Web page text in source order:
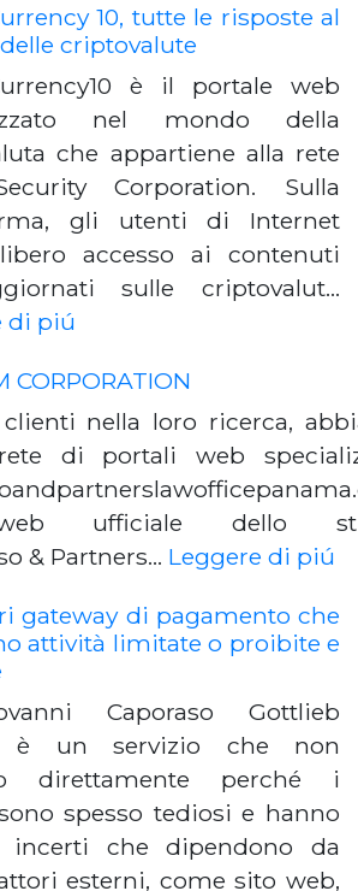
10, tutte le risposte al
criptovalute
è il portale web
nel mondo della
che appartiene alla rete
Corporation. Sulla
gli utenti di Internet
accesso ai contenuti
sulle criptovalut…
di piú
CORPORATION
nella loro ricerca,
di portali web
ufficiale dello
& Partners… Leggere di piú
gateway di pagamento che
attività limitate o proibite e
Caporaso Gottlieb
è un servizio che non
direttamente perché i
spesso tediosi e hanno
incerti che dipendono da
esterni, come sito web,